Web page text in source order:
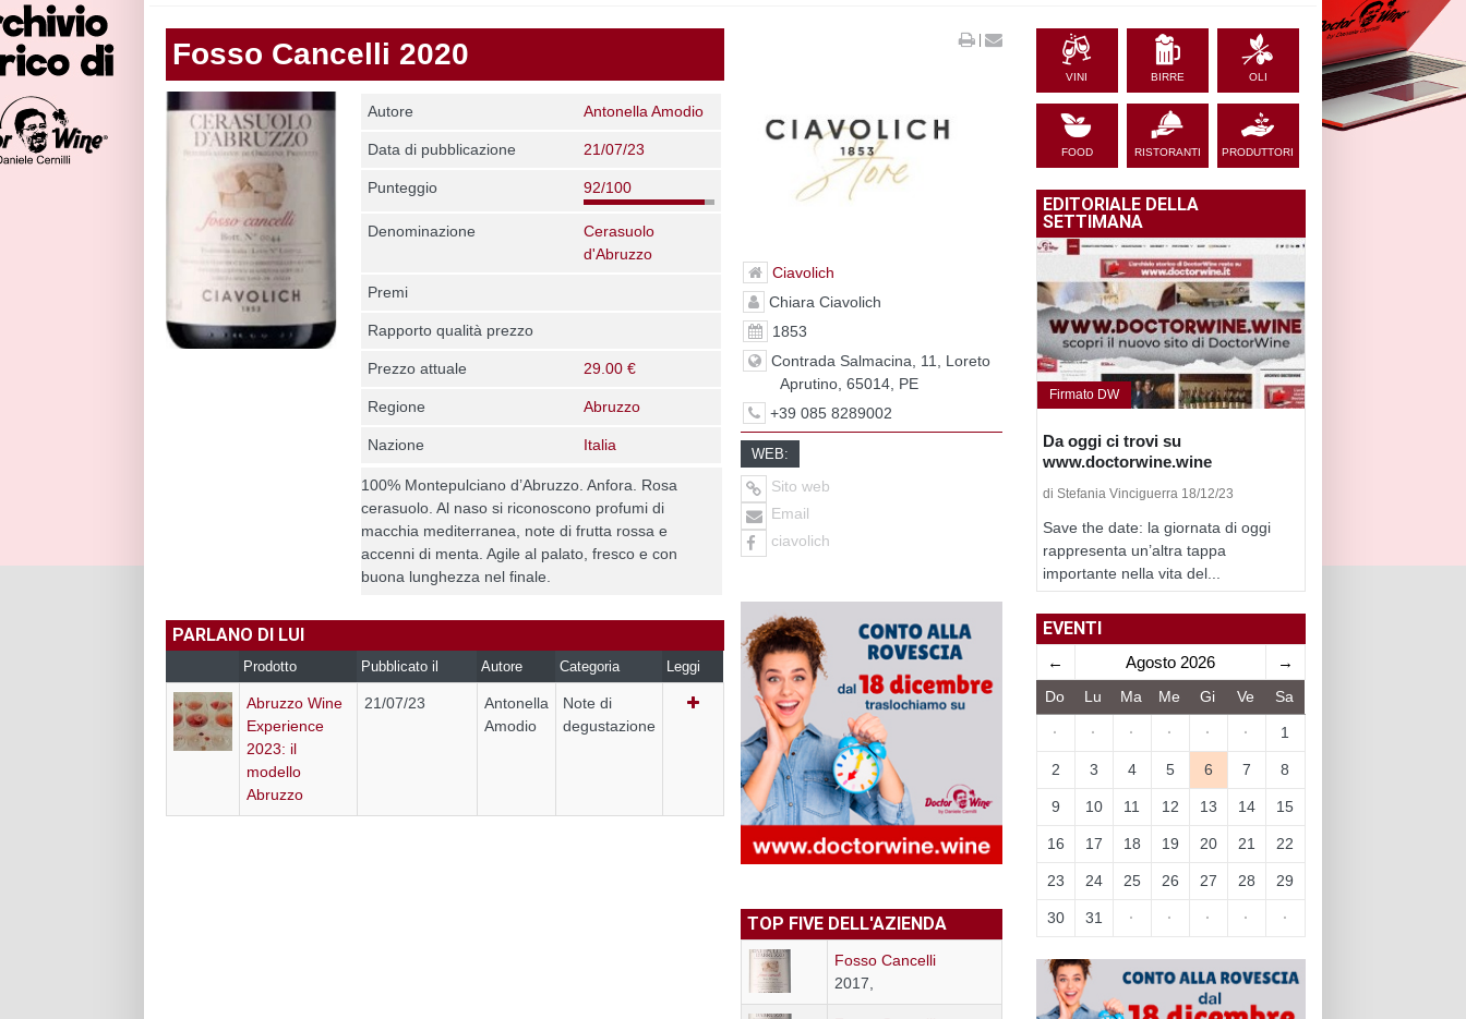
Fosso Cancelli 2020
Autore Antonella Amodio
Data di pubblicazione 21/07/23
Punteggio 92/100
Denominazione
Cerasuolo
d'Abruzzo
Premi
Rapporto qualità prezzo
Prezzo attuale 29.00 €
Regione Abruzzo
Nazione Italia
100% Montepulciano d’Abruzzo. Anfora. Rosa
cerasuolo. Al naso si riconoscono profumi di
macchia mediterranea, note di frutta rossa e
accenni di menta. Agile al palato, fresco e con
buona lunghezza nel finale.
PARLANO DI LUI
Prodotto Pubblicato il Autore Categoria Leggi
Abruzzo Wine
Experience
2023: il
modello
Abruzzo
21/07/23
Antonella
Amodio
Note di
degustazione
|
Ciavolich
Chiara Ciavolich
1853
Contrada Salmacina, 11, Loreto
Aprutino, 65014, PE
+39 085 8289002
WEB:
Sito web
Email
ciavolich
TOP FIVE DELL'AZIENDA
Fosso Cancelli
2017,
VINI BIRRE OLI
FOOD RISTORANTI PRODUTTORI
EDITORIALE DELLA
SETTIMANA
Firmato DW
Da oggi ci trovi su
www.doctorwine.wine
di Stefania Vinciguerra 18/12/23
Save the date: la giornata di oggi
rappresenta un’altra tappa
importante nella vita del...
EVENTI
← Agosto 2026 →
Do Lu Ma Me Gi Ve Sa
· · · · · · 1
2 3 4 5 6 7 8
9 10 11 12 13 14 15
16 17 18 19 20 21 22
23 24 25 26 27 28 29
30 31 · · · · ·